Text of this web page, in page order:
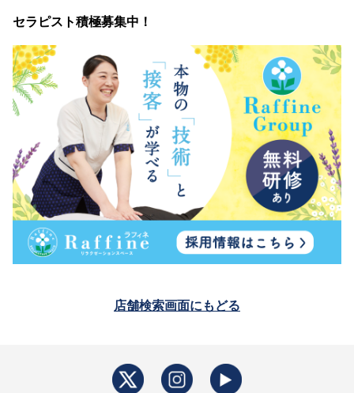
セラピスト積極募集中！
店舗検索画面にもどる